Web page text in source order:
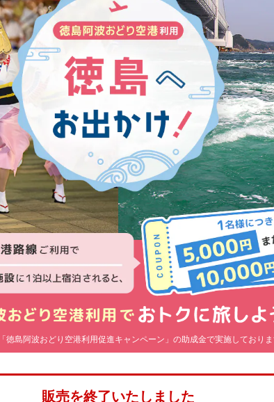
徳島阿波おどり空港利用促進キャンペーン」の助成金で実施しており
販売を終了いたしました